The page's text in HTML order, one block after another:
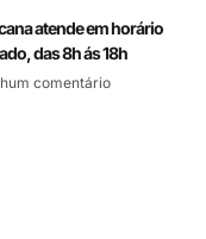
atende em horário
das 8h ás 18h
comentário